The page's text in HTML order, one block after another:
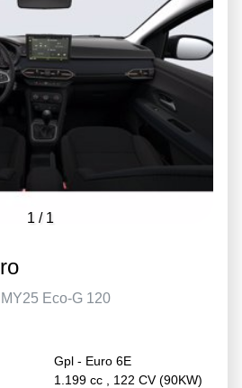
1 / 1
Eco-G 120
Gpl - Euro 6E
1.199 cc , 122 CV (90KW)